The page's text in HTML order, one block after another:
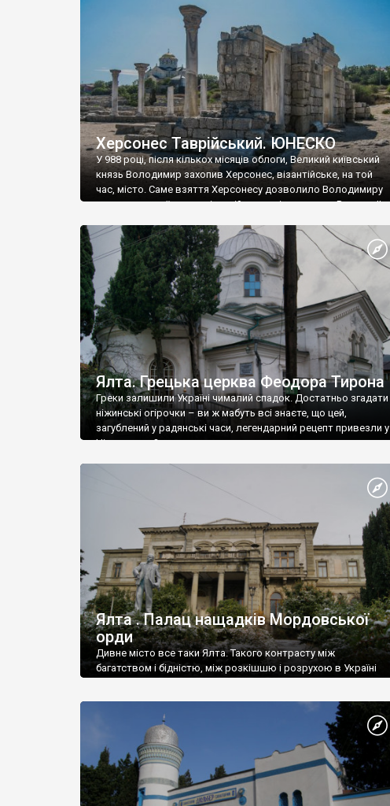
візантійської доби. Раритети викрадені з фондів об’єкту
культурної спадщини ЮНЕСКО «Херсонеса Таврійського».
Офіційно – на виставку «Золото Візантії», але експерти та
влада в Україні вважають це лише […]
Херсонес Таврійський. ЮНЕСКО
У 988 році, після кількох місяців облоги, Великий київський
князь Володимир захопив Херсонес, візантійське, на той
час, місто. Саме взяття Херсонесу дозволило Володимиру
диктувати свої умови візантійському імператору Василю ІІ,
Херсонесі Володимир-язичник, став Василем-
християнином. А потім було Хрещення Русі. На честь
Херсонесу Таврійського названо місто […]
Ялта. Грецька церква Феодора Тирона
Греки залишили Україні чималий спадок. Достатньо згадати
ніжинські огірочки – ви ж мабуть всі знаєте, що цей,
загублений у радянські часи, легендарний рецепт привезли у
Ніжин греки?
Ялта . Палац нащадків Мордовської
орди
Дивне місто все таки Ялта. Такого контрасту між
багатством і бідністю, між розкішшю і розрухою в Україні